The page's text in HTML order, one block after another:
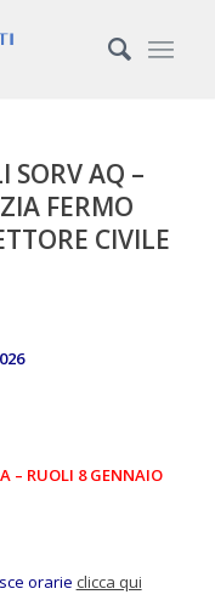
AQ –
FERMO
CIVILE
– RUOLI 8 GENNAIO
orarie clicca qui